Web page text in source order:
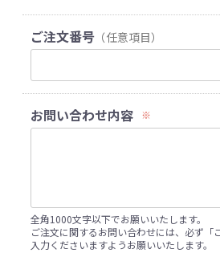
ご注文番号 （任意項目）
お問い合わせ内容 ※
全角1000文字以下でお願いいたします。
ご注文に関するお問い合わせには、必ず「
入力くださいますようお願いいたします。